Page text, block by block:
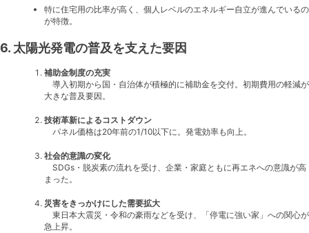
特に住宅用の比率が高く、個人レベルのエネルギー自立が進んでいるの
が特徴。
6. 太陽光発電の普及を支えた要因
補助金制度の充実
導入初期から国・自治体が積極的に補助金を交付。初期費用の軽減が
大きな普及要因。
技術革新によるコストダウン
パネル価格は20年前の1/10以下に。発電効率も向上。
社会的意識の変化
SDGs・脱炭素の流れを受け、企業・家庭ともに再エネへの意識が高
まった。
災害をきっかけにした需要拡大
東日本大震災・令和の豪雨などを受け、「停電に強い家」への関心が
急上昇。